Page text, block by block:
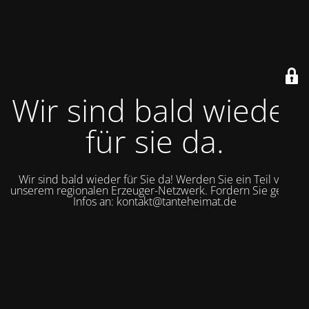
Wir sind bald wieder
für sie da.
Wir sind bald wieder für Sie da! Werden Sie ein Teil von
unserem regionalen Erzeuger-Netzwerk. Fordern Sie gerne
Infos an: kontakt@tanteheimat.de